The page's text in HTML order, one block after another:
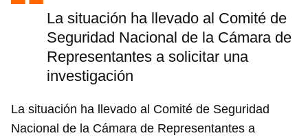
La situación ha llevado al Comité de
Seguridad Nacional de la Cámara de
Representantes a solicitar una
investigación
La situación ha llevado al Comité de Seguridad
Nacional de la Cámara de Representantes a